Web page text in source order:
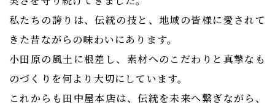
私たちの誇りは、伝統の技と、地域の皆様に愛されて
きた昔ながらの味わいにあります。
小田原の風土に根差し、素材へのこだわりと真摯なも
のづくりを何より大切にしています。
これからも田中屋本店は、伝統を未来へ繋ぎながら、